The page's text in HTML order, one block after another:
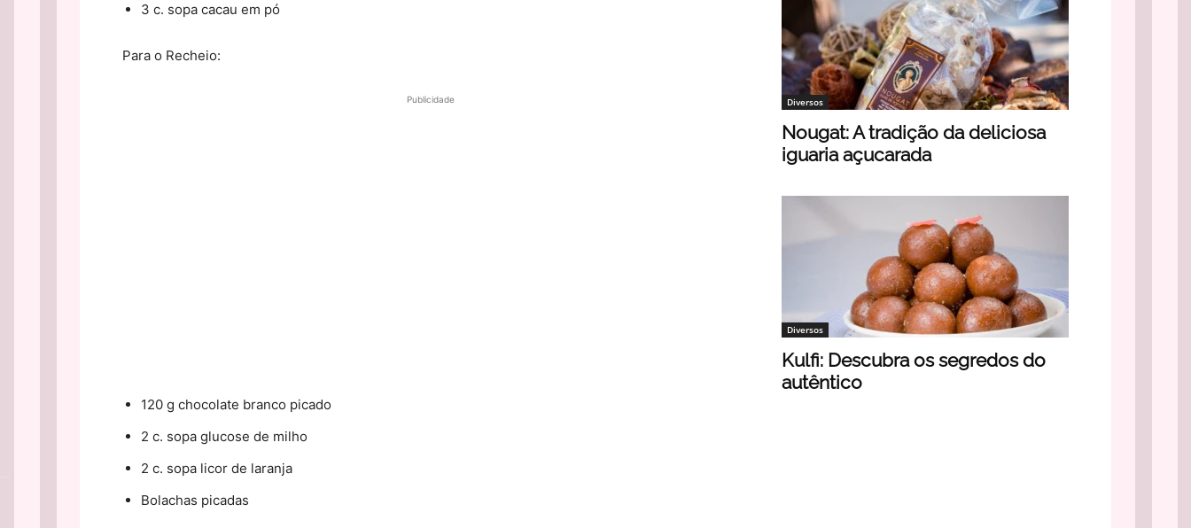
3 c. sopa cacau em pó
Para o Recheio:
Publicidade
120 g chocolate branco picado
2 c. sopa glucose de milho
2 c. sopa licor de laranja
Bolachas picadas
Diversos
Nougat: A tradição da deliciosa
iguaria açucarada
Diversos
Kulfi: Descubra os segredos do
autêntico